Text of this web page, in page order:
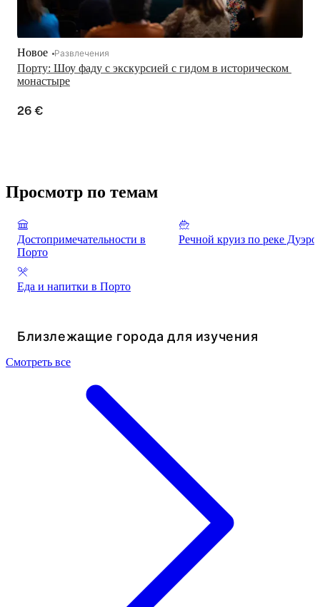
Порту: Шоу фаду с экскурсией с гидом в историческом
монастыре
Новое Развлечения
26 €
Просмотр по темам
Достопримечательности в
Порто
Речной круиз по реке Дуэро
Еда и напитки в Порто
Близлежащие города для изучения
Смотреть все